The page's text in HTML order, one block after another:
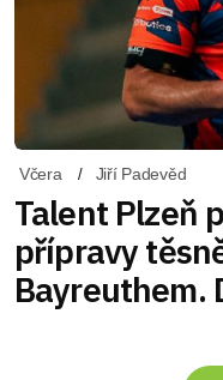
Včera Jiří Padevěd
Talent Plzeň
přípravy
Bayreuthem.